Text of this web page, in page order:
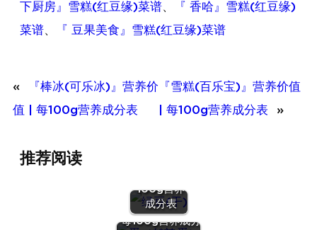
下厨房』雪糕(红豆缘)菜谱、
『 香哈』雪糕(红豆缘)
菜谱、 『 豆果美食』雪糕(红豆缘)菜谱
«
『棒冰(可乐冰)』营养价
值 | 每100g营养成分表
『雪糕(百乐宝)』营养价值
| 每100g营养成分表
»
推荐阅读
100g营养
成分表
『蛋（鹌鹑
蛋）』营养价值 |
每100g营养成分